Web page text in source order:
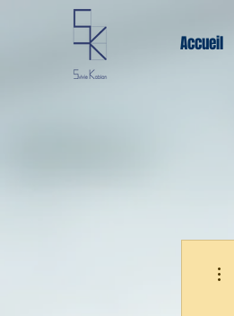
Accueil